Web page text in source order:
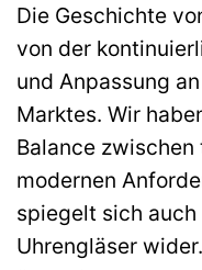
Die Geschichte
von der
und Anpassung
Marktes. Wir
Balance
modernen
spiegelt sich
Uhrengläser